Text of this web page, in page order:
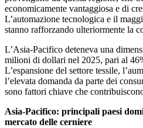
economicamente vantaggiosa e di
L’automazione tecnologica e il
stanno rafforzando ulteriormente la
L’Asia-Pacifico deteneva una
milioni di dollari nel 2025, pari al
L’espansione del settore tessile,
l’elevata domanda da parte dei
sono fattori chiave che
Asia-Pacifico: principali paesi
mercato delle cerniere